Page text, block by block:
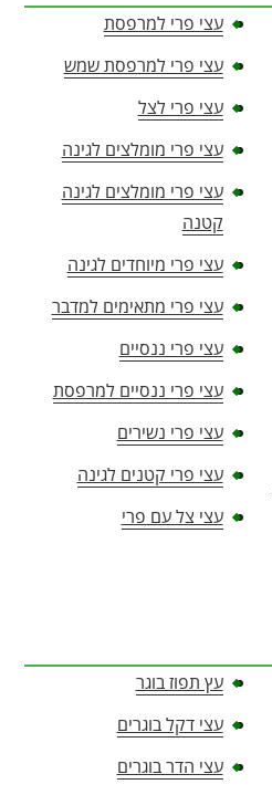
עצי פרי למרפסת
עצי פרי למרפסת שמש
עצי פרי לצל
עצי פרי מומלצים לגינה
עצי פרי מומלצים לגינה
קטנה
עצי פרי מיוחדים לגינה
עצי פרי מתאימים למדבר
עצי פרי ננסיים
עצי פרי ננסיים למרפסת
עצי פרי נשירים
עצי פרי קטנים לגינה
עצי צל עם פרי
עץ תפוז בוגר
עצי דקל בוגרים
עצי הדר בוגרים